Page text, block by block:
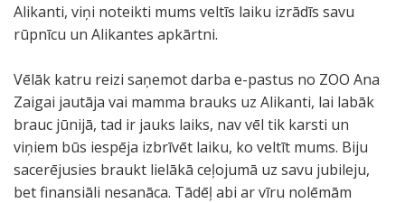
Alikanti, viņi noteikti mums veltīs laiku izrādīs savu
rūpnīcu un Alikantes apkārtni.
Vēlāk katru reizi saņemot darba e-pastus no ZOO Ana
Zaigai jautāja vai mamma brauks uz Alikanti, lai labāk
brauc jūnijā, tad ir jauks laiks, nav vēl tik karsti un
viņiem būs iespēja izbrīvēt laiku, ko veltīt mums. Biju
sacerējusies braukt lielākā ceļojumā uz savu jubileju,
bet finansiāli nesanāca. Tādēļ abi ar vīru nolēmām